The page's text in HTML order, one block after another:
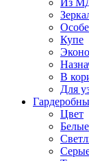
Из
Купе
В
Для
Цвет
Белые